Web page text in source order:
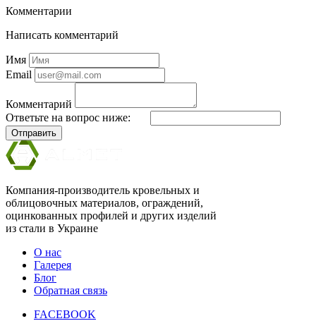
Комментарии
Написать комментарий
Имя
Email
Комментарий
Ответьте на вопрос ниже:
Отправить
Компания-производитель кровельных и
облицовочных материалов, ограждений,
оцинкованных профилей и других изделий
из стали в Украине
О нас
Галерея
Блог
Обратная связь
FACEBOOK